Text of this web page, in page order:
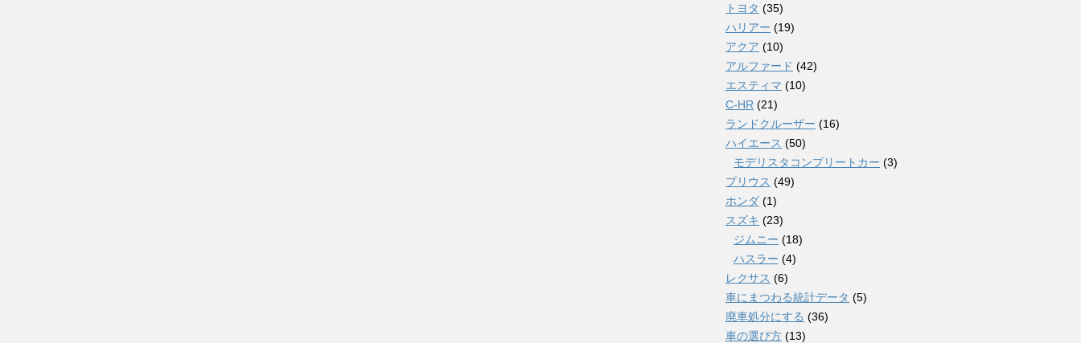
トヨタ (35)
ハリアー (19)
アクア (10)
アルファード (42)
エスティマ (10)
C-HR (21)
ランドクルーザー (16)
ハイエース (50)
モデリスタコンプリートカー (3)
プリウス (49)
ホンダ (1)
スズキ (23)
ジムニー (18)
ハスラー (4)
レクサス (6)
車にまつわる統計データ (5)
廃車処分にする (36)
車の選び方 (13)